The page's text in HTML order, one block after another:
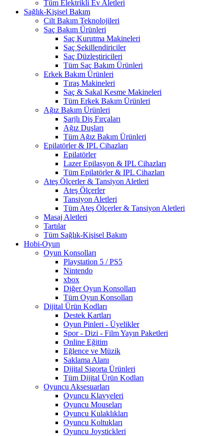
Tüm Elektrikli Ev Aletleri
Sağlık-Kişisel Bakım
Cilt Bakım Teknolojileri
Saç Bakım Ürünleri
Saç Kurutma Makineleri
Saç Şekillendiriciler
Saç Düzleştiricileri
Tüm Saç Bakım Ürünleri
Erkek Bakım Ürünleri
Tıraş Makineleri
Saç & Sakal Kesme Makineleri
Tüm Erkek Bakım Ürünleri
Ağız Bakım Ürünleri
Şarjlı Diş Fırçaları
Ağız Duşları
Tüm Ağız Bakım Ürünleri
Epilatörler & IPL Cihazları
Epilatörler
Lazer Epilasyon & IPL Cihazları
Tüm Epilatörler & IPL Cihazları
Ateş Ölçerler & Tansiyon Aletleri
Ateş Ölçerler
Tansiyon Aletleri
Tüm Ateş Ölçerler & Tansiyon Aletleri
Masaj Aletleri
Tartılar
Tüm Sağlık-Kişisel Bakım
Hobi-Oyun
Oyun Konsolları
Playstation 5 / PS5
Nintendo
xbox
Diğer Oyun Konsolları
Tüm Oyun Konsolları
Dijital Ürün Kodları
Destek Kartları
Oyun Pinleri - Üyelikler
Spor - Dizi - Film Yayın Paketleri
Online Eğitim
Eğlence ve Müzik
Saklama Alanı
Dijital Sigorta Ürünleri
Tüm Dijital Ürün Kodları
Oyuncu Aksesuarları
Oyuncu Klavyeleri
Oyuncu Mouseları
Oyuncu Kulaklıkları
Oyuncu Koltukları
Oyuncu Joystickleri